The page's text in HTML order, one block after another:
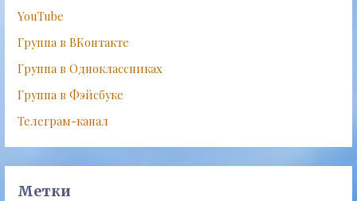
YouTube
Группа в ВКонтакте
Группа в Одноклассниках
Группа в Фэйсбуке
Телеграм-канал
Метки